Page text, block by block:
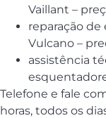
Vaillant –
reparação
Vulcano –
assistência
Telefone e fale
horas, todos os